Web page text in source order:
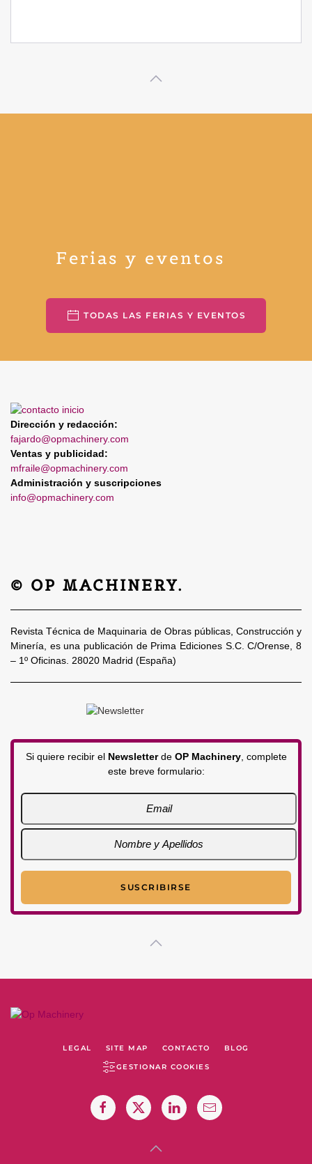
Ferias y eventos
TODAS LAS FERIAS Y EVENTOS
Dirección y redacción:
fajardo@opmachinery.com
Ventas y publicidad:
mfraile@opmachinery.com
Administración y suscripciones
info@opmachinery.com
© OP MACHINERY.
Revista Técnica de Maquinaria de Obras públicas, Construcción y
Minería, es una publicación de Prima Ediciones S.C. C/Orense, 8
– 1º Oficinas. 28020 Madrid (España)
Si quiere recibir el Newsletterde OP Machinery, complete
este breve formulario:
LEGAL SITE MAP CONTACTO BLOG
GESTIONAR COOKIES